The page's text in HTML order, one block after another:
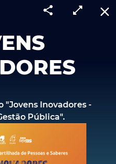
"Jovens Inovadores -
Pública".
share open_in_full close